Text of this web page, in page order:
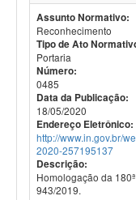
Assunto Normativo:
Reconhecimento
Tipo de Ato
Portaria
Número:
0485
Data da Publicação:
18/05/2020
Endereço Eletrônico:
http://www.in.gov.br/
2020-257195137
Descrição:
Homologação da
943/2019.